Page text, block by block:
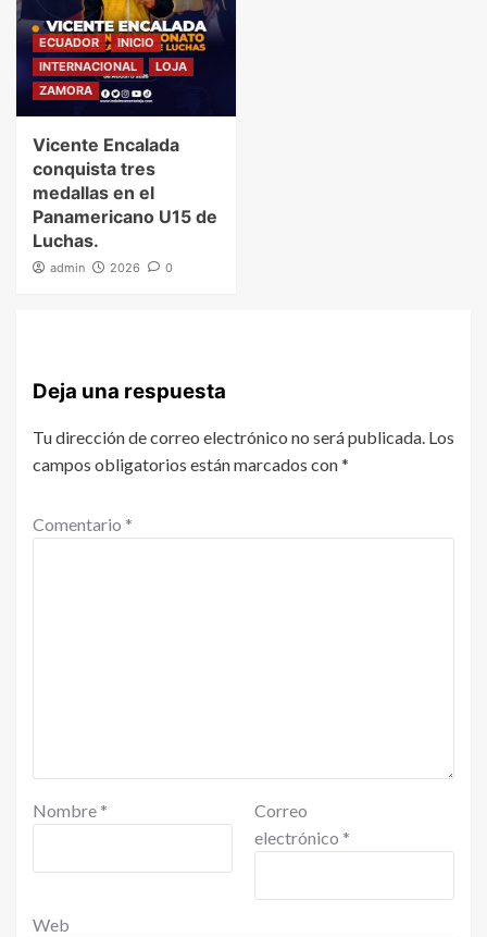
ECUADOR
INICIO
INTERNACIONAL
LOJA
ZAMORA
Vicente Encalada
conquista tres
medallas en el
Panamericano U15 de
Luchas.
admin 2026 0
Deja una respuesta
Tu dirección de correo electrónico no será publicada. Los
campos obligatorios están marcados con*
Comentario *
Nombre *
Correo
electrónico *
Web